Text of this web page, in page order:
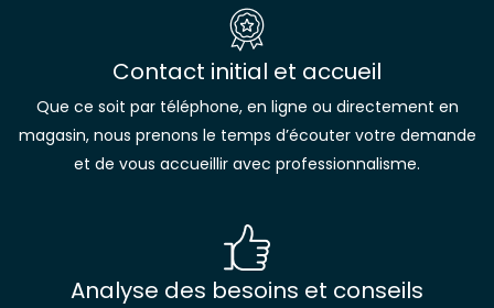
Contact initial et accueil
Que ce soit par téléphone, en ligne ou directement en
magasin, nous prenons le temps d’écouter votre demande
et de vous accueillir avec professionnalisme.
Analyse des besoins et conseils